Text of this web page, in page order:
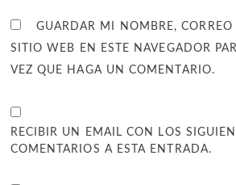
GUARDAR MI NOMBRE, CORREO
SITIO WEB EN ESTE NAVEGADOR
VEZ QUE HAGA UN COMENTARIO.
RECIBIR UN EMAIL CON LOS
COMENTARIOS A ESTA ENTRADA.